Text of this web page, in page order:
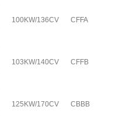
100KW/136CV CFFA
103KW/140CV CFFB
125KW/170CV CBBB